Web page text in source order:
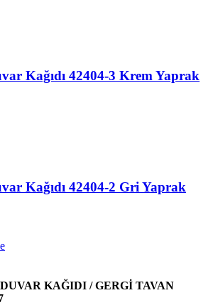
Kağıdı 42404-3 Krem Yaprak
Kağıdı 42404-2 Gri Yaprak
KAĞIDI / GERGİ TAVAN